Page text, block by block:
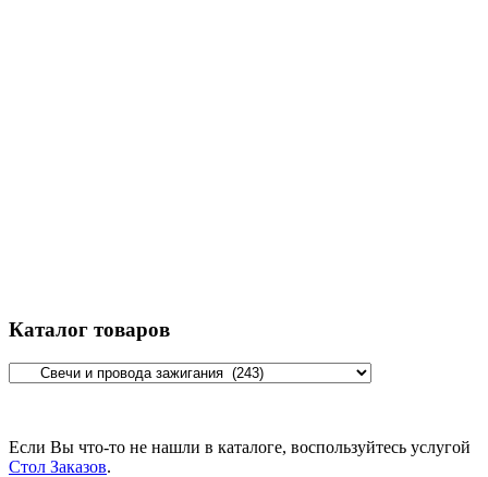
Каталог товаров
Если Вы что-то не нашли в каталоге, воспользуйтесь услугой
Стол Заказов.